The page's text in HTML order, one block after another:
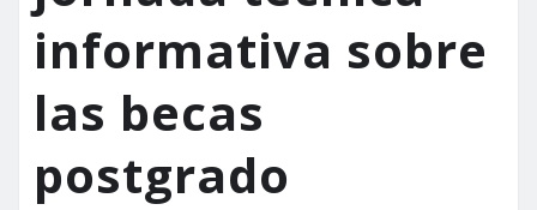
informativa sobre
las becas
postgrado